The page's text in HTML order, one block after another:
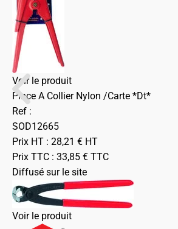
Voir le produit
Pince A Collier Nylon /Carte *Dt*
Ref :
SOD12665
Prix HT : 28,21 € HT
Prix TTC : 33,85 € TTC
Diffusé sur le site
Voir le produit